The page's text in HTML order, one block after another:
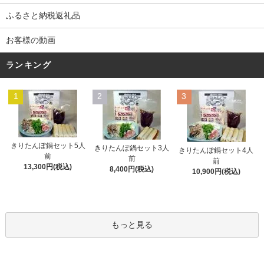
ふるさと納税返礼品
お客様の動画
ランキング
1
きりたんぽ鍋セット5人
前
13,300円(税込)
2
きりたんぽ鍋セット3人
前
8,400円(税込)
3
きりたんぽ鍋セット4人
前
10,900円(税込)
もっと見る